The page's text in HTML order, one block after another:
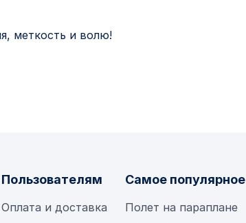
меткость и волю!
Пользователям
Оплата и доставка
Самое популярное
Полет на параплане